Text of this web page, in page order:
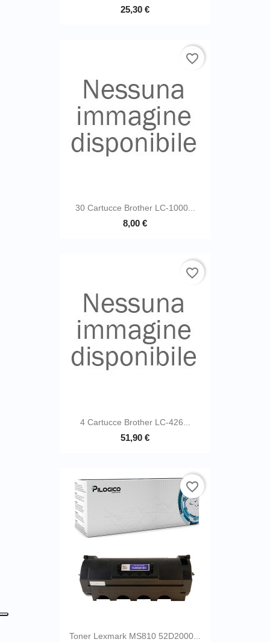
25,30 €
30 Cartucce Brother LC-1000...
8,00 €
favorite_border
4 Cartucce Brother LC-426...
51,90 €
favorite_border
Toner Lexmark MS810 52D2000...
favorite_border